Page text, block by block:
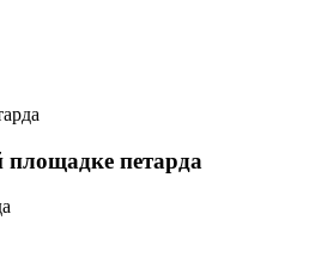
площадке петарда